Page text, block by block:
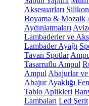
Aksesuarları Silikon
Boyama & Mozaik
Aydınlatmaları
Lambaderler ve
Lambader Ayağı
Tavan Spotlar
Tasarruflu Ampul
Ampul Abajurlar ve
Abajur Ayaklığı
Tablo Aplikleri
Lambaları Led Şerit